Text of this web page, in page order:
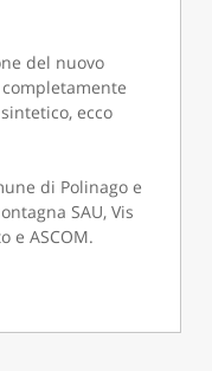
del nuovo
ecco
di Polinago e
SAU, Vis
e ASCOM.